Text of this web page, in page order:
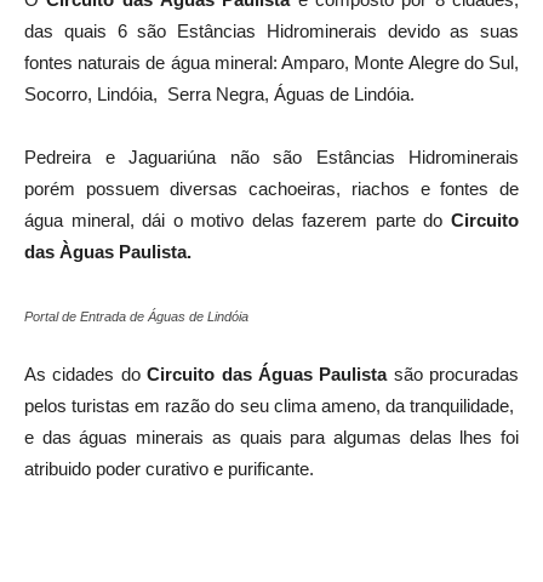
das quais 6 são Estâncias Hidrominerais devido as suas
fontes naturais de água mineral: Amparo, Monte Alegre do Sul,
Socorro, Lindóia, Serra Negra, Águas de Lindóia.
Pedreira e Jaguariúna não são Estâncias Hidrominerais
porém possuem diversas cachoeiras, riachos e fontes de
água mineral, dái o motivo delas fazerem parte do Circuito
das Àguas Paulista.
Portal de Entrada de Águas de Lindóia
As cidades doCircuito das Águas Paulista são procuradas
pelos turistas em razão do seu clima ameno, da tranquilidade,
e das águas minerais as quais para algumas delas lhes foi
atribuido poder curativo e purificante.